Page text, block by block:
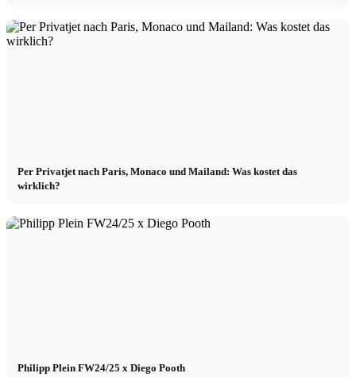
Per Privatjet nach Paris, Monaco und Mailand: Was kostet das
wirklich?
Philipp Plein FW24/25 x Diego Pooth